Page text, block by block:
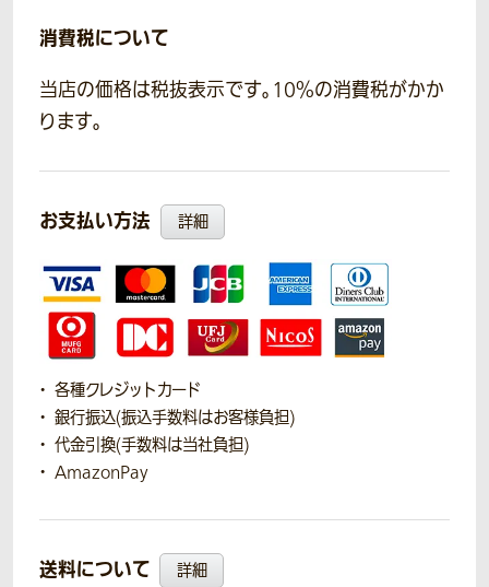
消費税について
当店の価格は税抜表示です。10％の消費税がかか
ります。
お支払い方法 詳細
各種クレジットカード
銀行振込(振込手数料はお客様負担)
代金引換(手数料は当社負担)
AmazonPay
送料について 詳細